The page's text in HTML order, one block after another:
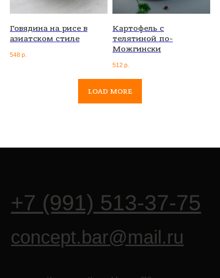
Говядина на рисе в
азиатском стиле
548 р.
Картофель с
телятиной по-
Можгински
512 р.
LOAD MORE